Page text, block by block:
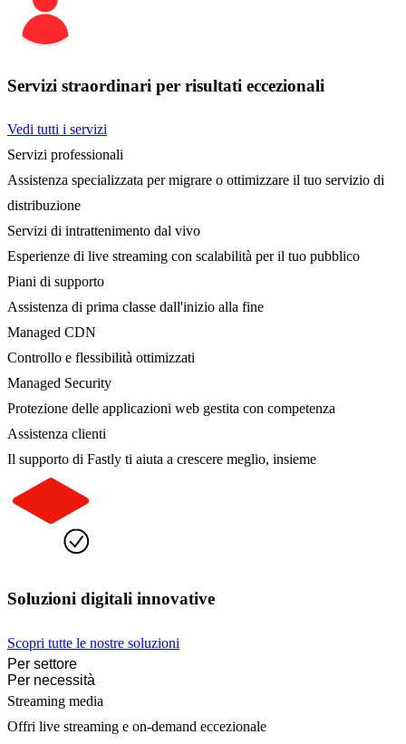
Servizi straordinari per risultati eccezionali
Vedi tutti i servizi
Servizi professionali
Assistenza specializzata per migrare o ottimizzare il tuo servizio di
distribuzione
Servizi di intrattenimento dal vivo
Esperienze di live streaming con scalabilità per il tuo pubblico
Piani di supporto
Assistenza di prima classe dall'inizio alla fine
Managed CDN
Controllo e flessibilità ottimizzati
Managed Security
Protezione delle applicazioni web gestita con competenza
Assistenza clienti
Il supporto di Fastly ti aiuta a crescere meglio, insieme
Soluzioni digitali innovative
Scopri tutte le nostre soluzioni
Per settore
Per necessità
Streaming media
Offri live streaming e on-demand eccezionale